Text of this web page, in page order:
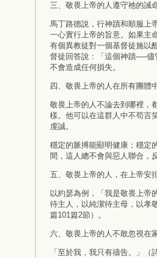
三、敬畏上帝的人遵守祂的誡
馬丁路德說，行神蹟和順服上
一心實行上帝的旨意。如果主
有個異教徒對一個基督徒施以
督徒回答說：「這個神蹟──儘
不會造成任何損失。
四、敬畏上帝的人在所有團體
敬畏上帝的人不論去到哪裡，
樣。他可以在這群人中不苟言
虔誠。
穩定的脈搏能顯明健康；穩定
間，這人總不會與惡人聯合，
五、敬畏上帝的人，在上帝安
以約瑟為例，「我是敬畏上帝
待主人，以純潔待主母，以孝
篇101篇2節）。
六、敬畏上帝的人不敢忽視在
「至於我，我只有禱告。」